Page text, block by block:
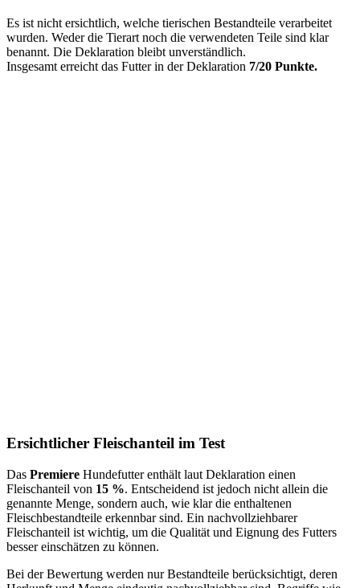
Es ist nicht ersichtlich, welche tierischen Bestandteile verarbeitet
wurden. Weder die Tierart noch die verwendeten Teile sind klar
benannt. Die Deklaration bleibt unverständlich.
Insgesamt erreicht das Futter in der Deklaration 7/20 Punkte.
Ersichtlicher Fleischanteil im Test
Das Premiere Hundefutter enthält laut Deklaration einen
Fleischanteil von 15 %. Entscheidend ist jedoch nicht allein die
genannte Menge, sondern auch, wie klar die enthaltenen
Fleischbestandteile erkennbar sind. Ein nachvollziehbarer
Fleischanteil ist wichtig, um die Qualität und Eignung des Futters
besser einschätzen zu können.
Bei der Bewertung werden nur Bestandteile berücksichtigt, deren